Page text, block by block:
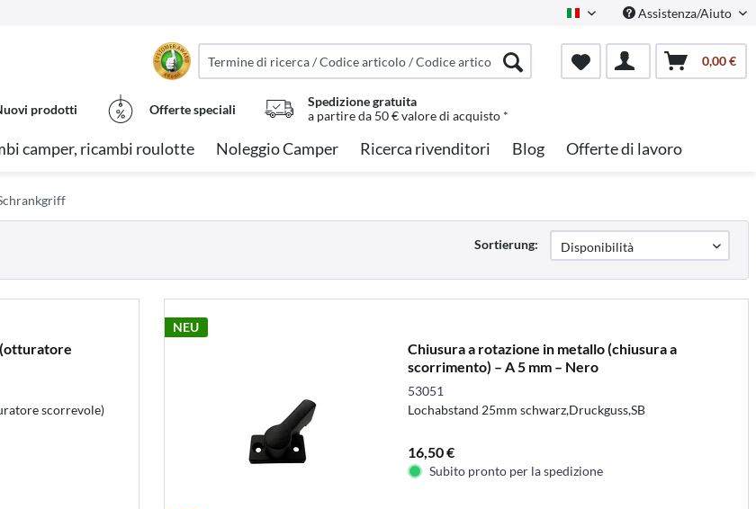
Italian Assistenza/Aiuto
0,00 €
prodotti Offerte speciali
Spedizione gratuita
a partire da 50 € valore di acquisto *
camper, ricambi roulotte Noleggio Camper Ricerca rivenditori Blog Offerte di lavoro
Sortierung:
(otturatore
scorrevole)
NEU
Chiusura a rotazione in metallo (chiusura a
scorrimento) – A 5 mm – Nero
53051
Lochabstand 25mm schwarz,Druckguss,SB
16,50 €
Subito pronto per la spedizione